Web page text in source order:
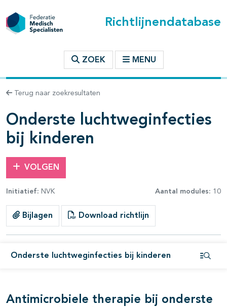
Richtlijnendatabase
ZOEK MENU
Terug naar zoekresultaten
Onderste luchtweginfecties
bij kinderen
VOLGEN
Initiatief: NVK Aantal modules: 10
Bijlagen Download richtlijn
Onderste luchtweginfecties bij kinderen
binnen deze richtlijn
Antimicrobiele therapie bij onderste